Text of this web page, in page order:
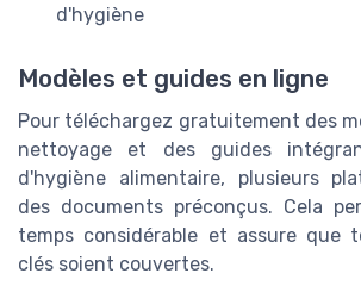
d'hygiène
Modèles et guides en ligne
Pour téléchargez gratuitement des
nettoyage et des guides
d'hygiène alimentaire, plusieurs
des documents préconçus. Cela
temps considérable et assure que
clés soient couvertes.